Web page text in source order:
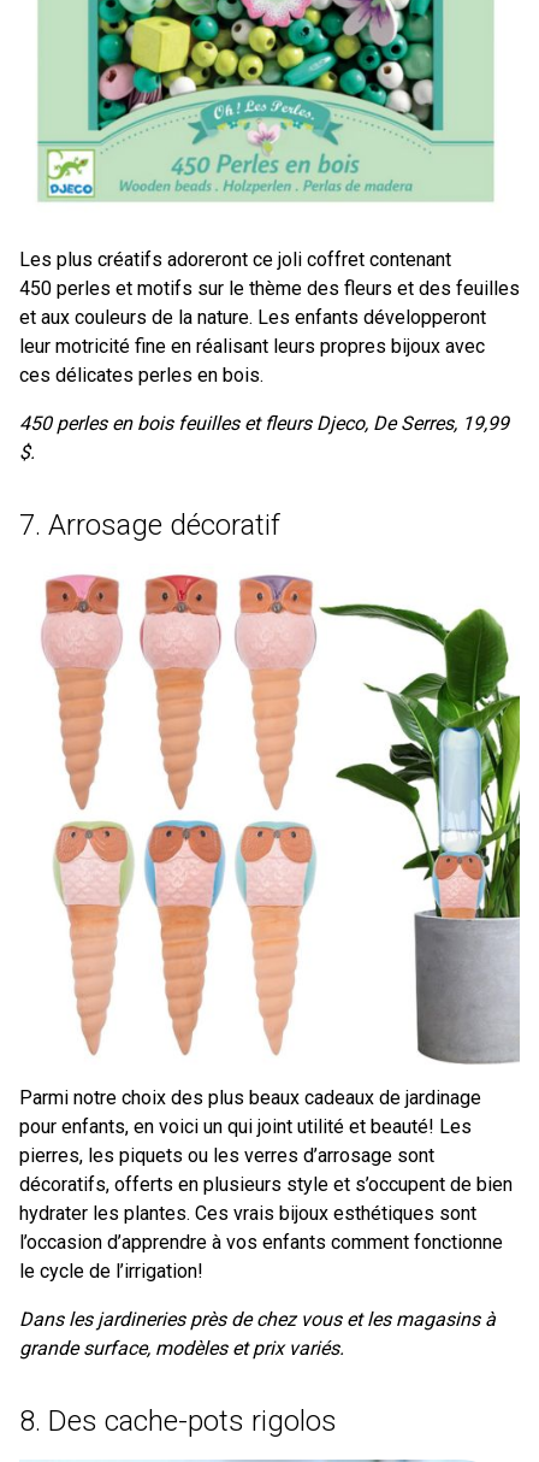
Les plus créatifs adoreront ce joli coffret contenant
450 perles et motifs sur le thème des fleurs et des feuilles
et aux couleurs de la nature. Les enfants développeront
leur motricité fine en réalisant leurs propres bijoux avec
ces délicates perles en bois.
450 perles en bois feuilles et fleurs Djeco, De Serres, 19,99
$.
7. Arrosage décoratif
Parmi notre choix des plus beaux cadeaux de jardinage
pour enfants, en voici un qui joint utilité et beauté! Les
pierres, les piquets ou les verres d’arrosage sont
décoratifs, offerts en plusieurs style et s’occupent de bien
hydrater les plantes. Ces vrais bijoux esthétiques sont
l’occasion d’apprendre à vos enfants comment fonctionne
le cycle de l’irrigation!
Dans les jardineries près de chez vous et les magasins à
grande surface, modèles et prix variés.
8. Des cache-pots rigolos